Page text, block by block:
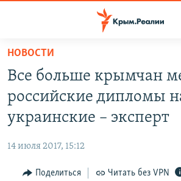
Вернуться
основному
содержанию
Вернутся
главной
Вернутся
НОВОСТИ
11 ЛЕТ ОККУПАЦИИ КРЫМА. 11 ИСТОРИЙ
ВОДА
ЕЩЕ
ИНТЕРАКТИВ
РАДІО СВОБОДА
НОВОСТИ
Все больше крымчан
российские дипломы
украинские – эксперт
14 июля 2017, 15:12
Поделиться Читать без VPN